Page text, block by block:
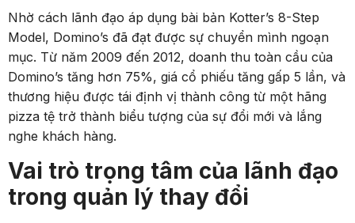
Nhờ cách lãnh đạo áp dụng bài bản Kotter’s 8-Step
Model, Domino’s đã đạt được sự chuyển mình ngoạn
mục. Từ năm 2009 đến 2012, doanh thu toàn cầu của
Domino’s tăng hơn 75%, giá cổ phiếu tăng gấp 5 lần, và
thương hiệu được tái định vị thành công từ một hãng
pizza tệ trở thành biểu tượng của sự đổi mới và lắng
nghe khách hàng.
Vai trò trọng tâm của lãnh đạo
trong quản lý thay đổi